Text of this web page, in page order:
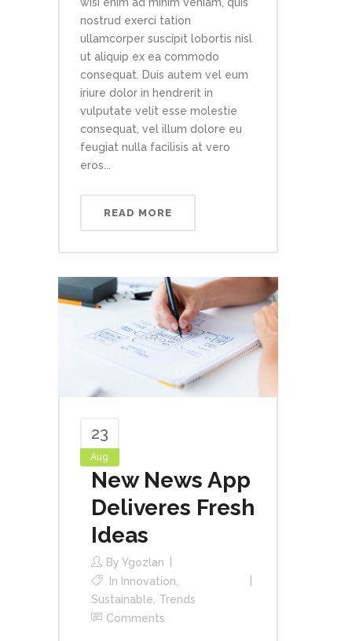
wisi enim ad minim veniam, quis
nostrud exerci tation
ullamcorper suscipit lobortis nisl
ut aliquip ex ea commodo
consequat. Duis autem vel eum
iriure dolor in hendrerit in
vulputate velit esse molestie
consequat, vel illum dolore eu
feugiat nulla facilisis at vero
eros...
READ MORE
23
Aug
New News App
Deliveres Fresh
Ideas
By Ygozlan
In Innovation
Sustainable Trends
Comments